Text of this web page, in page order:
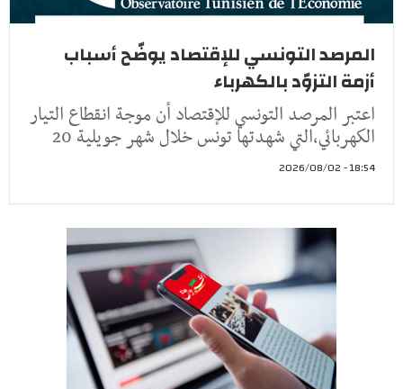
المرصد التونسي للإقتصاد يوضّح أسباب
أزمة التزوّد بالكهرباء
اعتبر المرصد التونسي للإقتصاد أن موجة انقطاع التيار
الكهربائي،التي شهدتها تونس خلال شهر جويلية 20
18:54 - 2026/08/02